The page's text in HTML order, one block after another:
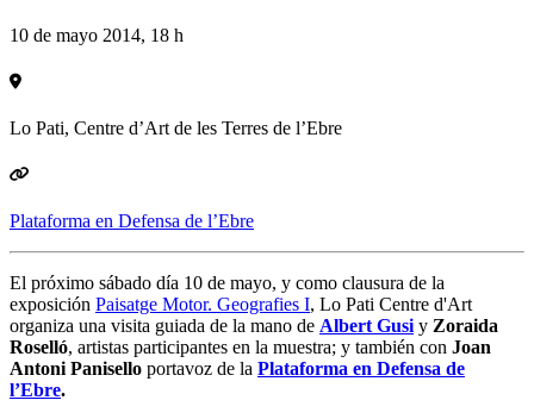
10 de mayo 2014, 18 h
Lo Pati, Centre d’Art de les Terres de l’Ebre
Plataforma en Defensa de l’Ebre
El próximo sábado día 10 de mayo, y como clausura de la
exposición Paisatge Motor. Geografies I, Lo Pati Centre d'Art
organiza una visita guiada de la mano de Albert Gusi y Zoraida
Roselló, artistas participantes en la muestra; y también con Joan
Antoni Panisello portavoz de la Plataforma en Defensa de
l’Ebre.